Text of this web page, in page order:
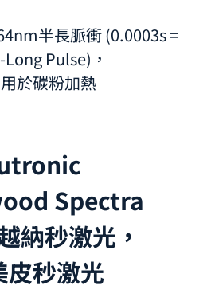
半長脈衝 (0.0003s =
Pulse)，
於碳粉加熱
Spectra
納秒激光，
皮秒激光